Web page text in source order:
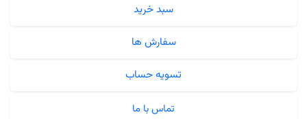
سبد خرید
سفارش ها
تسویه حساب
تماس با ما